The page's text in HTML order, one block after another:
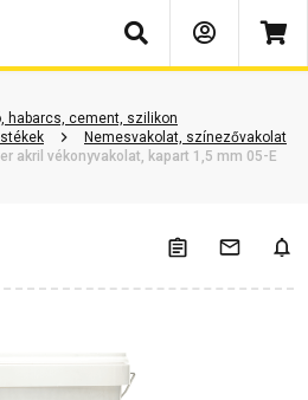
Keresés
habarcs, cement, szilikon
Nemesvakolat, színezővakolat
akril vékonyvakolat, kapart 1,5 mm 05-E
és válaszok Kapcsolódó cikkek